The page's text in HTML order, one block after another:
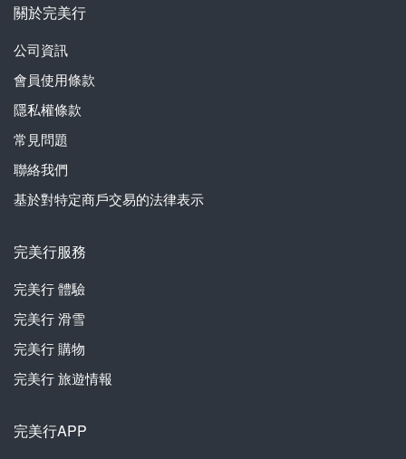
關於完美行
公司資訊
會員使用條款
隱私權條款
常見問題
聯絡我們
基於對特定商戶交易的法律表示
完美行服務
完美行體驗
完美行滑雪
完美行購物
完美行旅遊情報
完美行APP